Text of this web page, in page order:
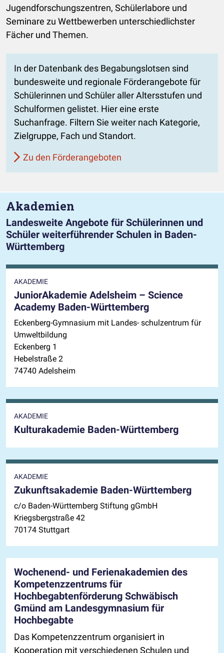
Jugendforschungszentren, Schülerlabore und
Seminare zu Wettbewerben unterschiedlichster
Fächer und Themen.
In der Datenbank des Begabungslotsen sind
bundesweite und regionale Förderangebote für
Schülerinnen und Schüler aller Altersstufen und
Schulformen gelistet. Hier eine erste
Suchanfrage. Filtern Sie weiter nach Kategorie,
Zielgruppe, Fach und Standort.
Zu den Förderangeboten
Akademien
Landesweite Angebote für Schülerinnen und
Schüler weiterführender Schulen in Baden-
Württemberg
AKADEMIE
JuniorAkademie Adelsheim – Science
Academy Baden-Württemberg
Eckenberg-Gymnasium mit Landes- schulzentrum für
Umweltbildung
Eckenberg 1
Hebelstraße 2
74740 Adelsheim
AKADEMIE
Kulturakademie Baden-Württemberg
AKADEMIE
Zukunftsakademie Baden-Württemberg
c/o Baden-Württemberg Stiftung gGmbH
Kriegsbergstraße 42
70174 Stuttgart
Wochenend- und Ferienakademien des
Kompetenzzentrums für
Hochbegabtenförderung Schwäbisch
Gmünd am Landesgymnasium für
Hochbegabte
Das Kompetenzzentrum organisiert in
Kooperation mit verschiedenen Schulen und